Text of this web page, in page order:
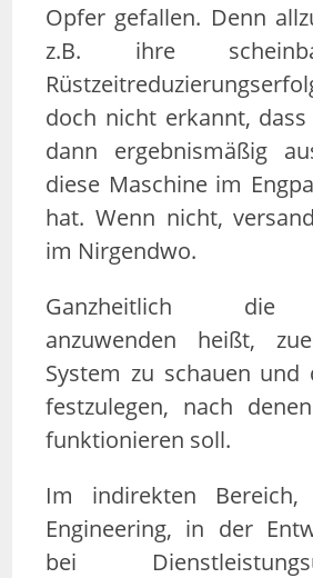
Opfer gefallen. Denn
z.B. ihre
doch nicht erkannt,
dann ergebnismäßig
diese Maschine im
hat. Wenn nicht,
im Nirgendwo.
Ganzheitlich die
anzuwenden heißt,
System zu schauen und
festzulegen, nach
funktionieren soll.
Im indirekten
Engineering, in der
bei